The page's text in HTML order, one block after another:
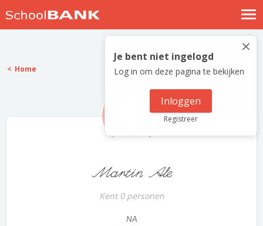
Nostalgische verhalen
Log in
Meld je gratis aan
×
Je bent niet ingelogd
Log in om deze pagina te bekijken
Inloggen
Registreer
Home
Martin Ale
Kent 0 personen
NA